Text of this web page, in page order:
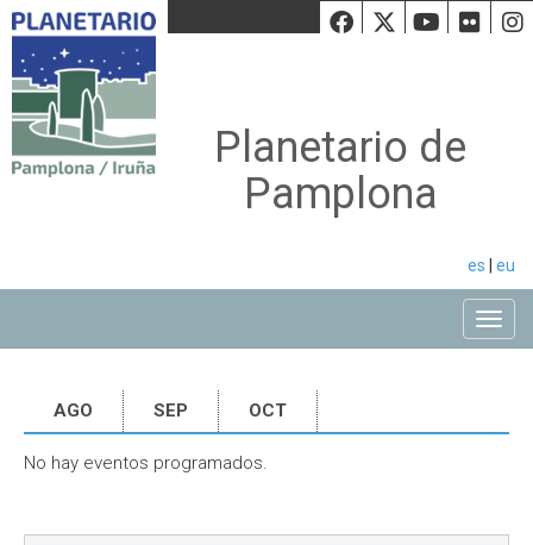
Facebook
Twiiter
Planetario de
Pamplona
es eu
AGO SEP OCT
No hay eventos programados.